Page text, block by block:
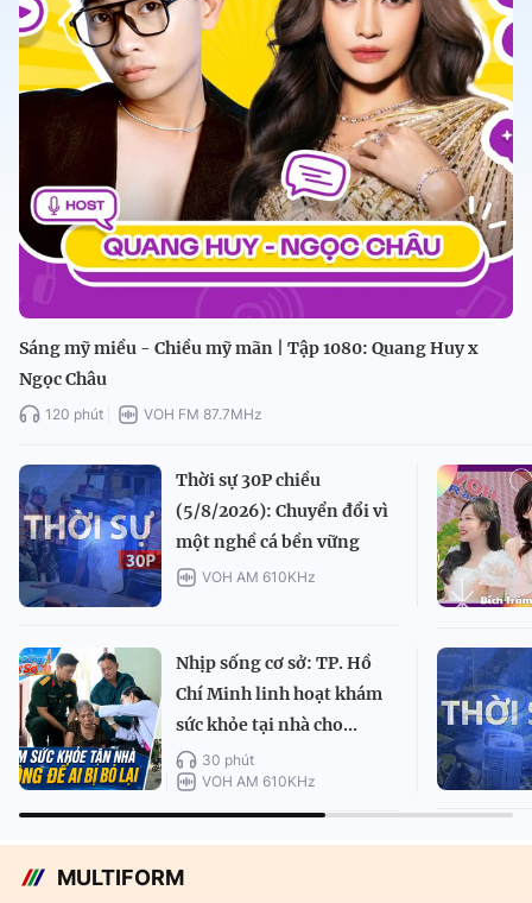
Sáng mỹ miều - Chiều mỹ mãn | Tập 1080: Quang Huy x
Ngọc Châu
120 phút VOH FM 87.7MHz
Thời sự 30P chiều
(5/8/2026): Chuyển đổi vì
một nghề cá bền vững
VOH AM 610KHz
Nhịp sống cơ sở: TP. Hồ
Chí Minh linh hoạt khám
sức khỏe tại nhà cho...
30 phút
VOH AM 610KHz
MULTIFORM